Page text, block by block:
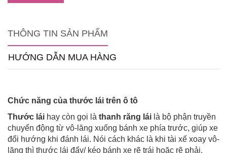
THÔNG TIN SẢN PHẨM
HƯỚNG DẪN MUA HÀNG
Chức năng của thước lái trên ô tô
Thước lái hay còn gọi là thanh răng lái là bộ phận truyền
chuyển động từ vô-lăng xuống bánh xe phía trước, giúp xe
đổi hướng khi đánh lái. Nói cách khác là khi tài xế xoay vô-
lăng thì thước lái đẩy/ kéo bánh xe rẽ trái hoặc rẽ phải.